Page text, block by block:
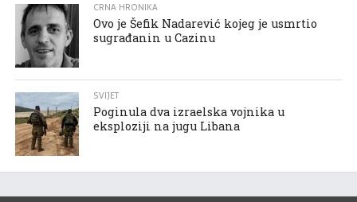
CRNA HRONIKA
Ovo je Šefik Nadarević kojeg je usmrtio
sugrađanin u Cazinu
SVIJET
Poginula dva izraelska vojnika u
eksploziji na jugu Libana